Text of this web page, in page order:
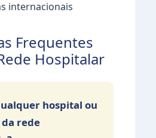
internacionais
Frequentes
Hospitalar
hospital ou
rede